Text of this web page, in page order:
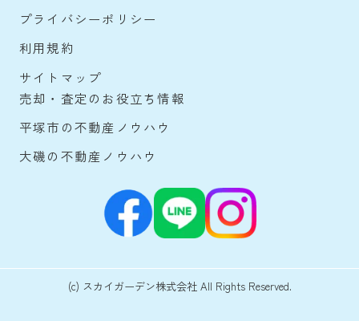
プライバシーポリシー
利用規約
サイトマップ
売却・査定のお役立ち情報
平塚市の不動産ノウハウ
大磯の不動産ノウハウ
(c) スカイガーデン株式会社 All Rights Reserved.